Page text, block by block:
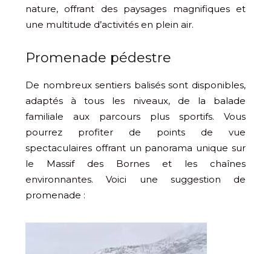
nature, offrant des paysages magnifiques et
une multitude d’activités en plein air.
Promenade pédestre
De nombreux sentiers balisés sont disponibles,
adaptés à tous les niveaux, de la balade
familiale aux parcours plus sportifs. Vous
pourrez profiter de points de vue
spectaculaires offrant un panorama unique sur
le Massif des Bornes et les chaînes
environnantes. Voici une suggestion de
promenade :